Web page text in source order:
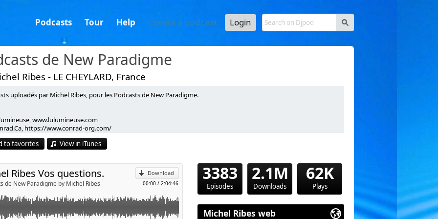
s
Podcasts Tour Help Create a podcast Login
de New Paradigme
Ribes - LE CHEYLARD, France
uploadés par Michel Ribes, pour les Podcasts de New Paradigme.
www.lulumineuse.com
https://www.conrad-org.com/
Mutombo, www.lasymphoniedesames.com
Ribes, https://www.youtube.com/@MichelRibesEH et https://www.youtube.com/@consciencedesoi9612
Bajard, www.lebonheurenlumiere.com
del Monte, lailadelmonte.fr
Luc Bodin, http://www.luc-bodin.com
Jean-Jacques Charbonier,
Landais, http://michele-landais-bien-etre.over-blog.com
Riehl, http://www.sophieriehl.com
www.jean-didier.com
to favorites View in iTunes
Download
00:00 / 2:04:46
Ribes Vos questions.
de New Paradigme by Michel Ribes
Send by email
3383
Episodes
2.1M
Downloads
62K
Plays
Michel Ribes web